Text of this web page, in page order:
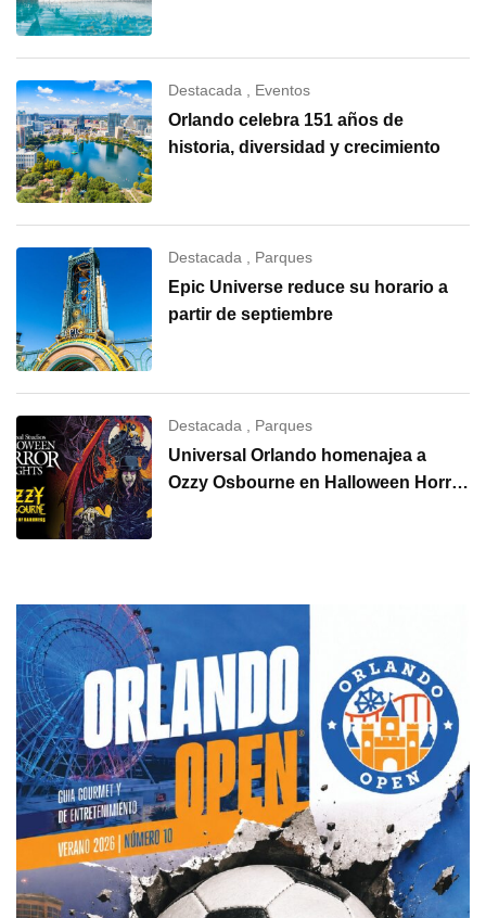
Destacada Eventos
Orlando celebra 151 años de
historia, diversidad y crecimiento
Destacada , Parques
Epic Universe reduce su horario a
partir de septiembre
Destacada Parques
Universal Orlando homenajea a
Ozzy Osbourne en Halloween Horror